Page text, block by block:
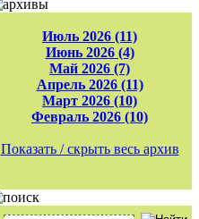
Июль 2026 (11)
Июнь 2026 (4)
Май 2026 (7)
Апрель 2026 (11)
Март 2026 (10)
Февраль 2026 (10)
Показать / скрыть весь архив